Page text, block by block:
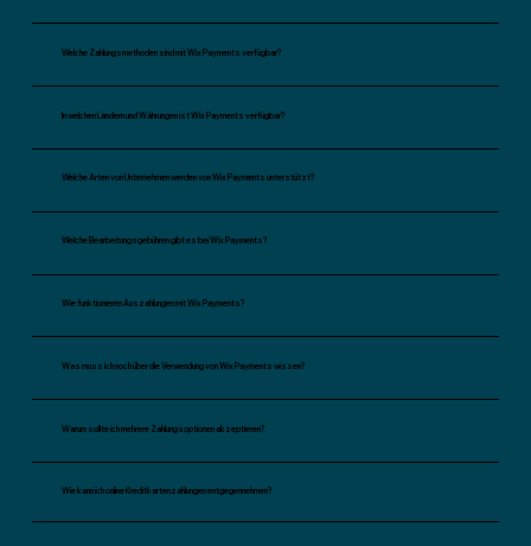
Welche Zahlungsmethoden sind mit Wix Payments verfügbar?
In welchen Ländern und Währungen ist Wix Payments verfügbar?
Welche Arten von Unternehmen werden von Wix Payments unterstützt?
Welche Bearbeitungsgebühren gibt es bei Wix Payments?
Wie funktionieren Auszahlungen mit Wix Payments?
Was muss ich noch über die Verwendung von Wix Payments wissen?
Warum sollte ich mehrere Zahlungsoptionen akzeptieren?
Wie kann ich online Kreditkartenzahlungen entgegennehmen?